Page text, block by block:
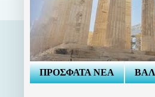
ΠΡΟΣΦΑΤΑ ΝΕΑ